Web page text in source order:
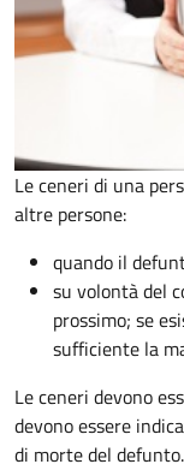
Le ceneri di una
altre persone:
quando il
su volontà del
prossimo; se
sufficiente la
Le ceneri devono
devono essere
di morte del defunto.